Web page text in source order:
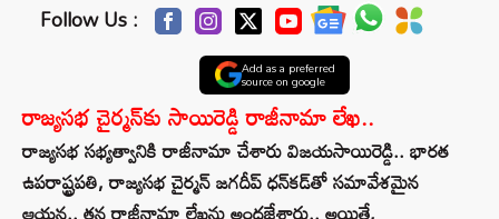
Follow Us :
Add as a preferred
source on google
రాజ్యసభ చైర్మన్‌కు సాయిరెడ్డి రాజీనామా లేఖ..
రాజ్యసభ సభ్యత్వానికి రాజీనామా చేశారు విజయసాయిరెడ్డి.. భారత
ఉపరాష్ట్రపతి, రాజ్యసభ చైర్మన్‌ జగదీప్‌ ధన్‌కడ్‌తో సమావేశమైన